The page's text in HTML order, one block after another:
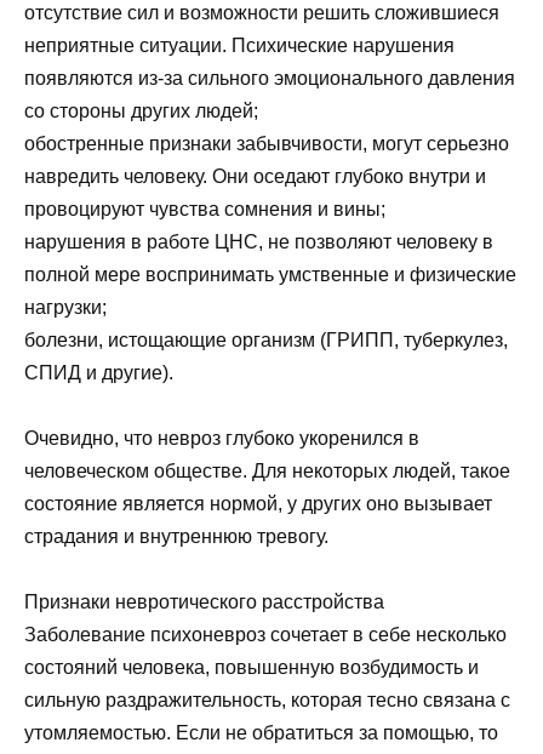
отсутствие сил и возможности решить сложившиеся
неприятные ситуации. Психические нарушения
появляются из-за сильного эмоционального давления
со стороны других людей;
обостренные признаки забывчивости, могут серьезно
навредить человеку. Они оседают глубоко внутри и
провоцируют чувства сомнения и вины;
нарушения в работе ЦНС, не позволяют человеку в
полной мере воспринимать умственные и физические
нагрузки;
болезни, истощающие организм (ГРИПП, туберкулез,
СПИД и другие).
Очевидно, что невроз глубоко укоренился в
человеческом обществе. Для некоторых людей, такое
состояние является нормой, у других оно вызывает
страдания и внутреннюю тревогу.
Признаки невротического расстройства
Заболевание психоневроз сочетает в себе несколько
состояний человека, повышенную возбудимость и
сильную раздражительность, которая тесно связана с
утомляемостью. Если не обратиться за помощью, то